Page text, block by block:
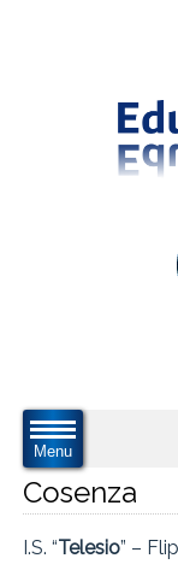
Menu
Cosenza
I.S. “Telesio” –